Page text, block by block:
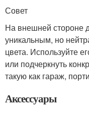
Совет
На внешней стороне
уникальным, но
цвета. Используйте
или подчеркнуть
такую ​​как гараж,
Аксессуары